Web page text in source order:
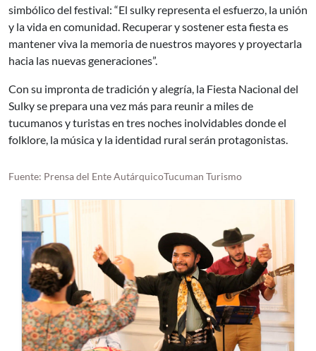
simbólico del festival: “El sulky representa el esfuerzo, la unión
y la vida en comunidad. Recuperar y sostener esta fiesta es
mantener viva la memoria de nuestros mayores y proyectarla
hacia las nuevas generaciones”.
Con su impronta de tradición y alegría, la Fiesta Nacional del
Sulky se prepara una vez más para reunir a miles de
tucumanos y turistas en tres noches inolvidables donde el
folklore, la música y la identidad rural serán protagonistas.
Fuente: Prensa del Ente AutárquicoTucuman Turismo